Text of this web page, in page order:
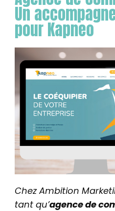
Un
pour Kapneo
Chez Ambition
tant qu’agence de